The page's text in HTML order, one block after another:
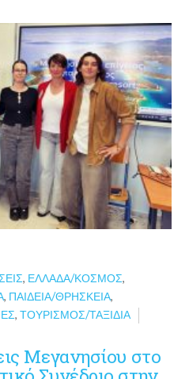
, ΕΛΛΆΔΑ/ΚΌΣΜΟΣ,
, ΠΑΙΔΕΊΑ/ΘΡΗΣΚΕΊΑ,
,ΤΟΥΡΙΣΜΌΣ/ΤΑΞΊΔΙΑ
Μεγανησίου στο